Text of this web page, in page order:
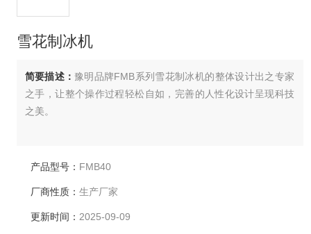
雪花制冰机
简要描述： 豫明品牌FMB系列雪花制冰机的整体设计出之专家
之手，让整个操作过程轻松自如，完善的人性化设计呈现科技
之美。
产品型号： FMB40
厂商性质： 生产厂家
更新时间： 2025-09-09